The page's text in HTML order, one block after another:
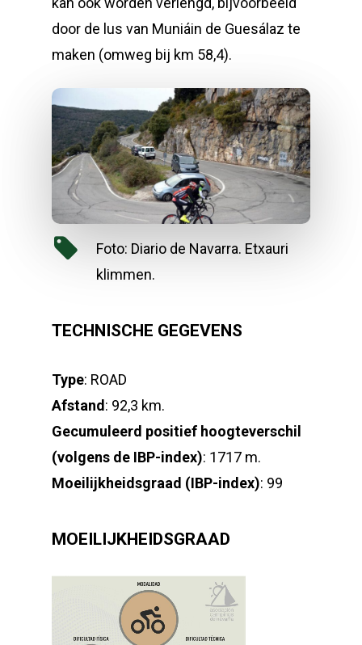
door de lus van Muniáin de Guesálaz te
maken (omweg bij km 58,4).
Foto: Diario de Navarra. Etxauri
klimmen.
TECHNISCHE GEGEVENS
Type: ROAD
Afstand: 92,3 km.
Gecumuleerd positief hoogteverschil
(volgens de IBP-index): 1717 m.
Moeilijkheidsgraad (IBP-index): 99
MOEILIJKHEIDSGRAAD